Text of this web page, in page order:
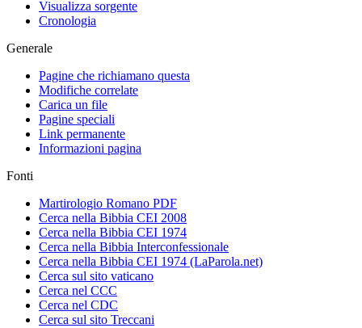
Visualizza sorgente
Cronologia
Generale
Pagine che richiamano questa
Modifiche correlate
Carica un file
Pagine speciali
Link permanente
Informazioni pagina
Fonti
Martirologio Romano PDF
Cerca nella Bibbia CEI 2008
Cerca nella Bibbia CEI 1974
Cerca nella Bibbia Interconfessionale
Cerca nella Bibbia CEI 1974 (LaParola.net)
Cerca sul sito vaticano
Cerca nel CCC
Cerca nel CDC
Cerca sul sito Treccani